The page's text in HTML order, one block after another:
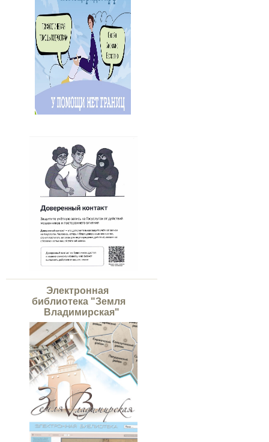
Электронная
библиотека "Земля
Владимирская"